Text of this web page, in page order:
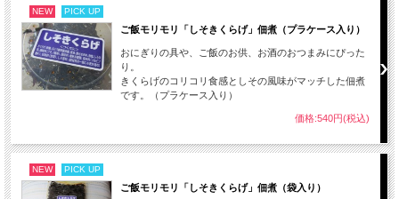
NEW PICK UP
ご飯モリモリ「しそきくらげ」佃煮（プラケース入り）
おにぎりの具や、ご飯のお供、お酒のおつまみにぴった
り。
きくらげのコリコリ食感としその風味がマッチした佃煮
です。（プラケース入り）
価格:540円(税込)
NEW PICK UP
ご飯モリモリ「しそきくらげ」佃煮（袋入り）